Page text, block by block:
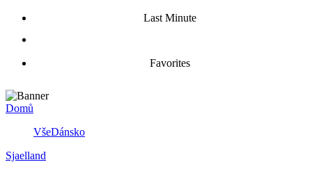
Last Minute
Favorites
Domů
VšeDánsko
Sjaelland